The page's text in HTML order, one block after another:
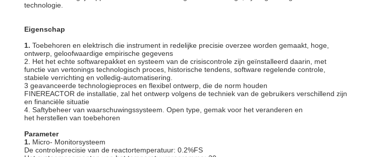
technologie.
Eigenschap
1. Toebehoren en elektrisch die instrument in redelijke precisie overzee worden gemaakt, hoge,
ontwerp, geloofwaardige empirische gegevens
2. Het het echte softwarepakket en systeem van de crisiscontrole zijn geïnstalleerd daarin, met
functie van vertonings technologisch proces, historische tendens, software regelende controle,
stabiele verrichting en volledig-automatisering.
3 geavanceerde technologieproces en flexibel ontwerp, die de norm houden
FINEREACTOR de installatie, zal het ontwerp volgens de techniek van de gebruikers verschillend zijn
en financiële situatie
4. Saftybeheer van waarschuwingssysteem. Open type, gemak voor het veranderen en
het herstellen van toebehoren
Parameter
1. Micro- Monitorsysteem
De controleprecisie van de reactortemperatuur: 0.2%FS